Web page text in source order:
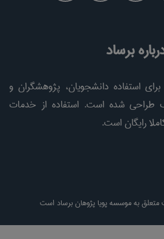
برساد
استفاده دانشجویان، پژوهشگران و
طراحی شده است. استفاده از خدمات
رایگان است.
به موسسه پویا پژوهان برساد است